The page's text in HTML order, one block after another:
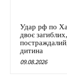
Удар рф по
двоє
дитина
09.08.2026